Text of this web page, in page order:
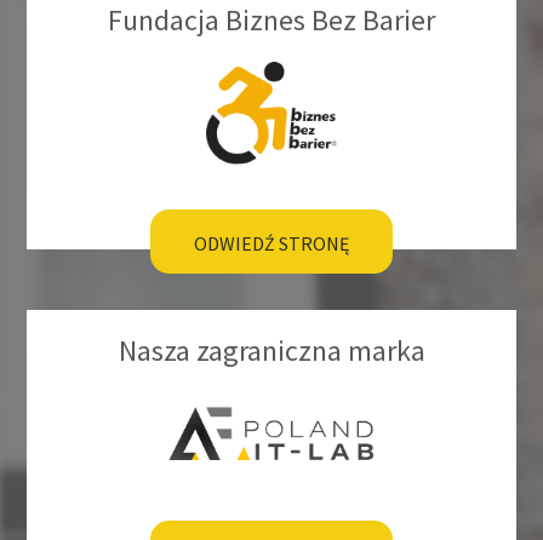
Fundacja Biznes Bez Barier
ODWIEDŹ STRONĘ
Nasza zagraniczna marka